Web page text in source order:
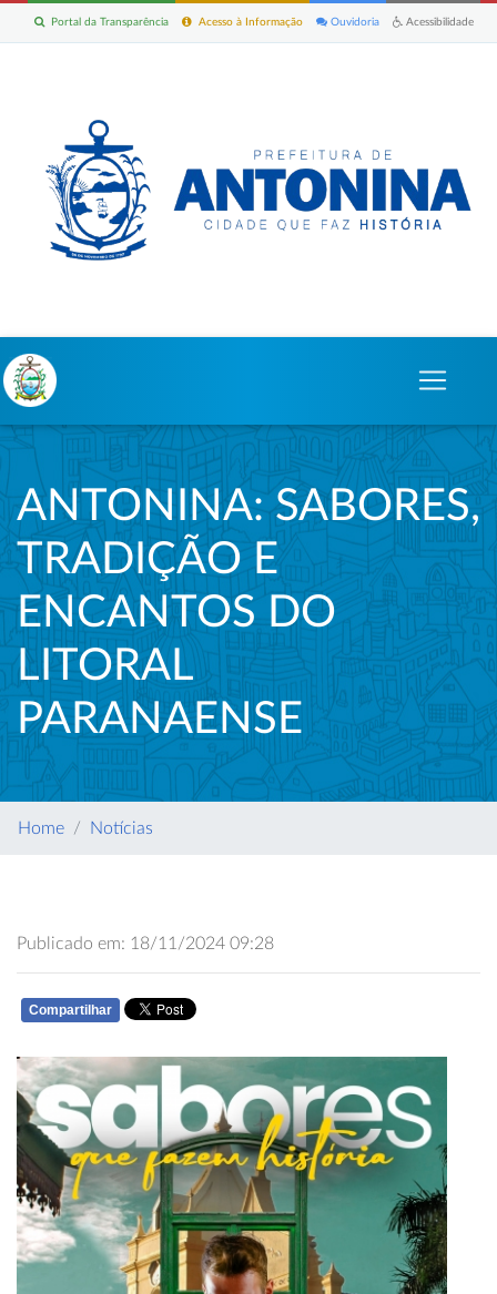
Acessibilidade
Ouvidoria
Acesso à Informação
Portal da Transparência
ANTONINA: SABORES,
TRADIÇÃO E
ENCANTOS DO
LITORAL
PARANAENSE
Home Notícias
Publicado em: 18/11/2024 09:28
Compartilhar